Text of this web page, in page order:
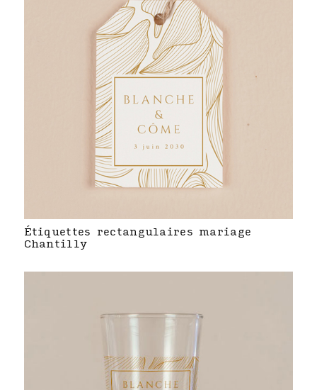
Étiquettes rectangulaires mariage
Chantilly